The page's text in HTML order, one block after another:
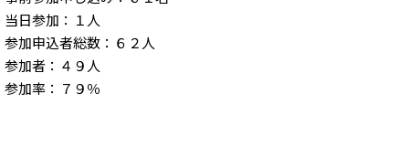
当日参加：１人
参加申込者総数：６２人
参加者：４９人
参加率：７９％